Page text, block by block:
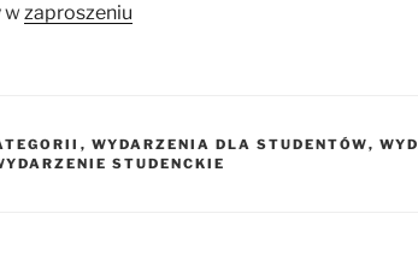
w zaproszeniu
, WYDARZENIA DLA STUDENTÓW,
STUDENCKIE